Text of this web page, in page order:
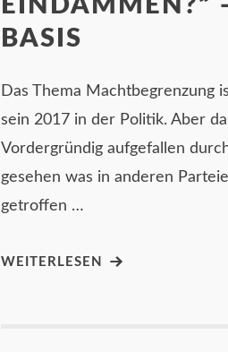
EINDÄMMEN?“
BASIS
Das Thema Machtbegrenzung
sein 2017 in der Politik. Aber
Vordergründig aufgefallen
gesehen was in anderen
getroffen …
WEITERLESEN